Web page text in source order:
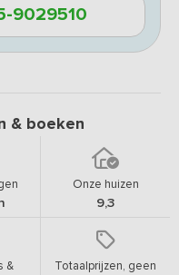
9029510
& boeken
Onze huizen
9,3
&
Totaalprijzen, geen